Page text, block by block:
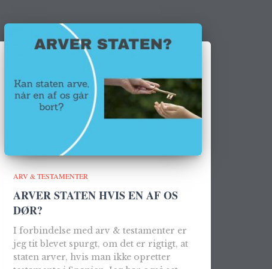
ARV & TESTAMENTER
ARVER STATEN HVIS EN AF OS
DØR?
I forbindelse med arv & testamenter er
jeg tit blevet spurgt, om det er rigtigt, at
staten arver, hvis man ikke opretter